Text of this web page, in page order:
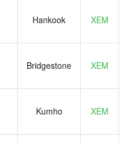
Hankook XEM
Bridgestone XEM
Kumho XEM